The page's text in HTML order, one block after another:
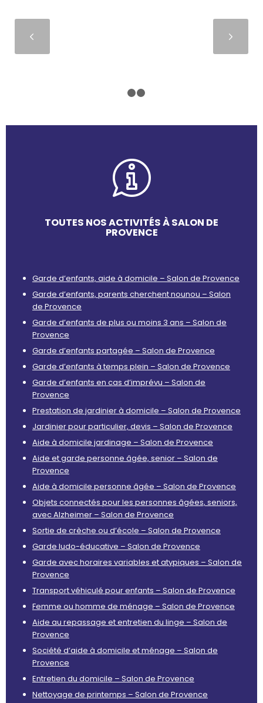
TOUTES NOS ACTIVITÉS À SALON DE
PROVENCE
Garde d’enfants, aide à domicile – Salon de Provence
Garde d’enfants, parents cherchent nounou – Salon
de Provence
Garde d’enfants de plus ou moins 3 ans – Salon de
Provence
Garde d’enfants partagée – Salon de Provence
Garde d’enfants à temps plein – Salon de Provence
Garde d’enfants en cas d’imprévu – Salon de
Provence
Prestation de jardinier à domicile – Salon de Provence
Jardinier pour particulier, devis – Salon de Provence
Aide à domicile jardinage – Salon de Provence
Aide et garde personne âgée, senior – Salon de
Provence
Aide à domicile personne âgée – Salon de Provence
Objets connectés pour les personnes âgées, seniors,
avec Alzheimer – Salon de Provence
Sortie de crèche ou d’école – Salon de Provence
Garde ludo-éducative – Salon de Provence
Garde avec horaires variables et atypiques – Salon de
Provence
Transport véhiculé pour enfants – Salon de Provence
Femme ou homme de ménage – Salon de Provence
Aide au repassage et entretien du linge – Salon de
Provence
Société d’aide à domicile et ménage – Salon de
Provence
Entretien du domicile – Salon de Provence
Nettoyage de printemps – Salon de Provence